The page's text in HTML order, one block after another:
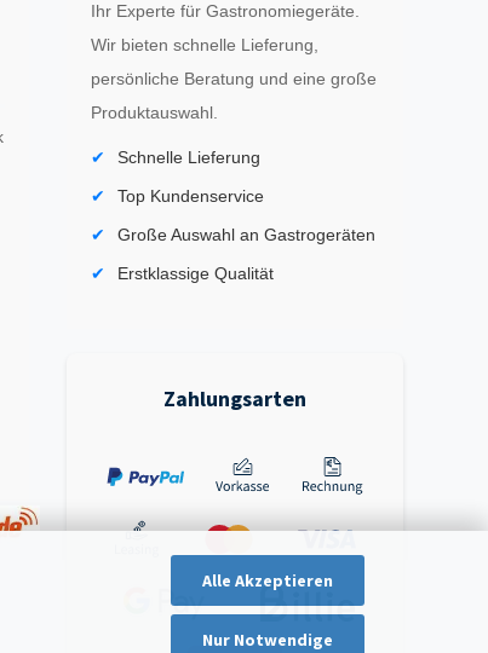
Alle Akzeptieren
Nur Notwendige
Ihr Experte für Gastronomiegeräte.
Wir bieten schnelle Lieferung,
persönliche Beratung und eine große
Produktauswahl.
Schnelle Lieferung
Top Kundenservice
Große Auswahl an Gastrogeräten
Erstklassige Qualität
Zahlungsarten